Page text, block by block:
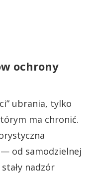
ochrony
ubrania, tylko
ma chronić.
od samodzielnej
nadzór